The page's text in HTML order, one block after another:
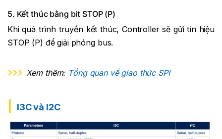
5. Kết thúc bằng bit STOP (P)
Khi quá trình truyền kết thúc, Controller sẽ gửi tín hiệu
STOP (P) để giải phóng bus.
Xem thêm: Tổng quan về giao thức SPI
I3C và I2C